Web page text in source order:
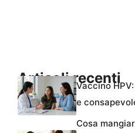
Articoli recenti
Vaccino
e
Cosa